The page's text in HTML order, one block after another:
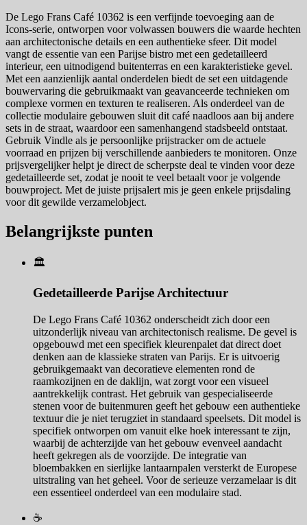
De Lego Frans Café 10362 is een verfijnde toevoeging aan de
Icons-serie, ontworpen voor volwassen bouwers die waarde hechten
aan architectonische details en een authentieke sfeer. Dit model
vangt de essentie van een Parijse bistro met een gedetailleerd
interieur, een uitnodigend buitenterras en een karakteristieke gevel.
Met een aanzienlijk aantal onderdelen biedt de set een uitdagende
bouwervaring die gebruikmaakt van geavanceerde technieken om
complexe vormen en texturen te realiseren. Als onderdeel van de
collectie modulaire gebouwen sluit dit café naadloos aan bij andere
sets in de straat, waardoor een samenhangend stadsbeeld ontstaat.
Gebruik Vindle als je persoonlijke prijstracker om de actuele
voorraad en prijzen bij verschillende aanbieders te monitoren. Onze
prijsvergelijker helpt je direct de scherpste deal te vinden voor deze
gedetailleerde set, zodat je nooit te veel betaalt voor je volgende
bouwproject. Met de juiste prijsalert mis je geen enkele prijsdaling
voor dit gewilde verzamelobject.
Belangrijkste punten
🏛️
Gedetailleerde Parijse Architectuur
De Lego Frans Café 10362 onderscheidt zich door een
uitzonderlijk niveau van architectonisch realisme. De gevel is
opgebouwd met een specifiek kleurenpalet dat direct doet
denken aan de klassieke straten van Parijs. Er is uitvoerig
gebruikgemaakt van decoratieve elementen rond de
raamkozijnen en de daklijn, wat zorgt voor een visueel
aantrekkelijk contrast. Het gebruik van gespecialiseerde
stenen voor de buitenmuren geeft het gebouw een authentieke
textuur die je niet terugziet in standaard speelsets. Dit model is
specifiek ontworpen om vanuit elke hoek interessant te zijn,
waarbij de achterzijde van het gebouw evenveel aandacht
heeft gekregen als de voorzijde. De integratie van
bloembakken en sierlijke lantaarnpalen versterkt de Europese
uitstraling van het geheel. Voor de serieuze verzamelaar is dit
een essentieel onderdeel van een modulaire stad.
☕